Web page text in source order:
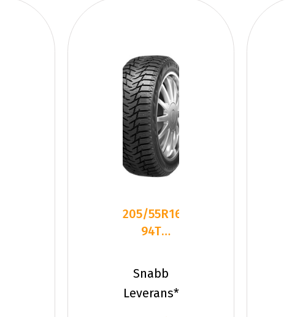
205/55R16
94T
BLAZER
WST3 FS
Snabb
Leverans*